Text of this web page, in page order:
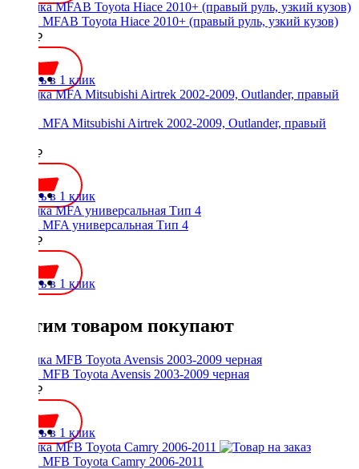
Рамка MFAB Toyota Hiace 2010+ (правый руль, узкий кузов)
2000 ₽
Купить в 1 клик
Рамка MFA Mitsubishi Airtrek 2002-2009, Outlander, правый
2500 ₽
Купить в 1 клик
Рамка MFA универсальная Тип 4
1500 ₽
Купить в 1 клик
С этим товаром покупают
Рамка MFB Toyota Avensis 2003-2009 черная
2000 ₽
Купить в 1 клик
Рамка MFB Toyota Camry 2006-2011